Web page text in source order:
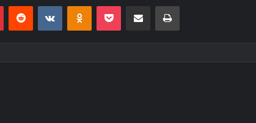
PinterestReddit VKontakteOdnoklassniki
Pocket E-Posta ile paylaş Yazdır